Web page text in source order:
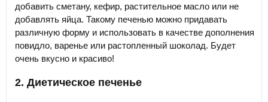
добавить сметану, кефир, растительное масло или не
добавлять яйца. Такому печенью можно придавать
различную форму и использовать в качестве дополнения
повидло, варенье или растопленный шоколад. Будет
очень вкусно и красиво!
2. Диетическое печенье